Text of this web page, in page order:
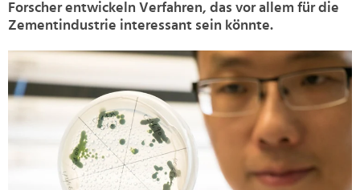
Forscher entwickeln Verfahren, das vor allem für die
Zementindustrie interessant sein könnte.